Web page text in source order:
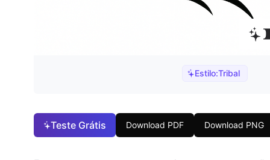
Estilo:Tribal
Teste Grátis Download PDF Download PNG